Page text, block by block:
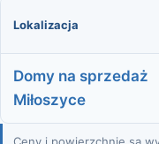
Lokalizacja
Domy na sprzedaż
Miłoszyce